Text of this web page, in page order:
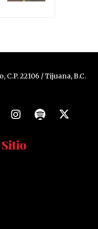
C.P. 22106 / Tijuana, B.C.